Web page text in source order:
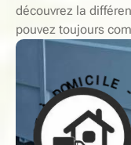
découvrez la
pouvez toujours
À
D
O
M
I
C
ILE - SE R